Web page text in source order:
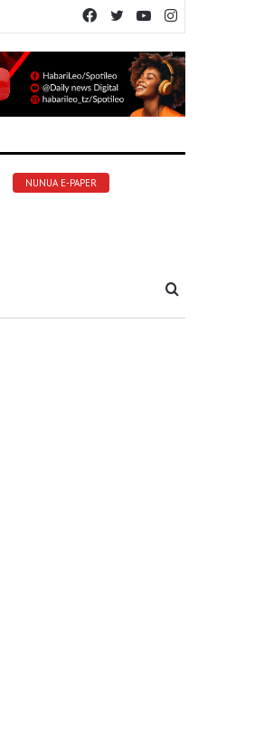
YouTube
Twitter
Facebook
NUNUA E-PAPER
Tafuta